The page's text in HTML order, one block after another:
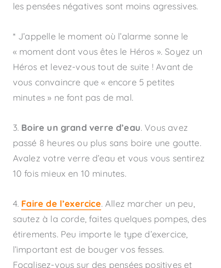
les pensées négatives sont moins agressives.
* J’appelle le moment où l’alarme sonne le
« moment dont vous êtes le Héros ». Soyez un
Héros et levez-vous tout de suite ! Avant de
vous convaincre que « encore 5 petites
minutes » ne font pas de mal.
3. Boire un grand verre d’eau. Vous avez
passé 8 heures ou plus sans boire une goutte.
Avalez votre verre d’eau et vous vous sentirez
10 fois mieux en 10 minutes.
4. Faire de l’exercice. Allez marcher un peu,
sautez à la corde, faites quelques pompes, des
étirements. Peu importe le type d’exercice,
l’important est de bouger vos fesses.
Focalisez-vous sur des pensées positives et